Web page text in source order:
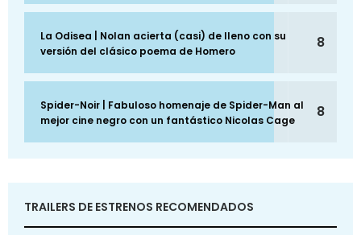
La Odisea | Nolan acierta (casi) de lleno con su
versión del clásico poema de Homero
8
Spider-Noir | Fabuloso homenaje de Spider-Man al
mejor cine negro con un fantástico Nicolas Cage
8
TRAILERS DE ESTRENOS RECOMENDADOS